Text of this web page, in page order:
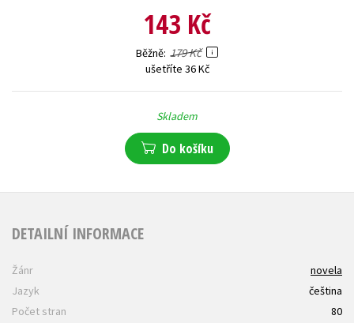
143 Kč
Běžně 179 Kč
ušetříte 36 Kč
Skladem
Do košíku
DETAILNÍ INFORMACE
Žánr
novela
Jazyk
čeština
Počet stran
80